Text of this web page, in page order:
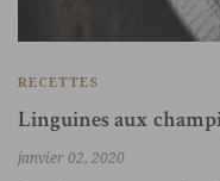
RECETTES
Linguines aux
janvier 02, 2020